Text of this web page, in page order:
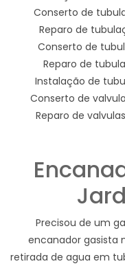
Conserto de
Reparo de
Conserto de
Reparo de
Instalação de
Conserto de
Reparo de
Precisou de um
encanador gasista
retirada de agua em